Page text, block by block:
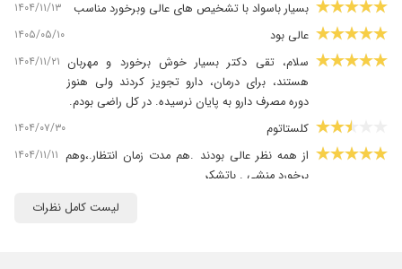
بسیار باسواد با تشخیص های عالی وبرخورد مناسب ۱۴۰۴/۱۱/۱۳
عالی بود ۱۴۰۵/۰۵/۱۰
سلام، تقی دکتر بسیار خوش برخورد و مهربان
هستند، برای درمان، دارو تجویز کردند ولی هنوز
دوره مصرف دارو به پایان نرسیده. در کل راضی بودم.
۱۴۰۴/۱۱/۲۱
کلستاتوم ۱۴۰۴/۰۷/۳۰
از همه نظر عالی بودند .هم مدت زمان انتظار.،وهم
برخورد منشی . باتشکر
۱۴۰۴/۱۱/۱۱
۱۴۰۴/۱۰/۰۹
لیست کامل نظرات